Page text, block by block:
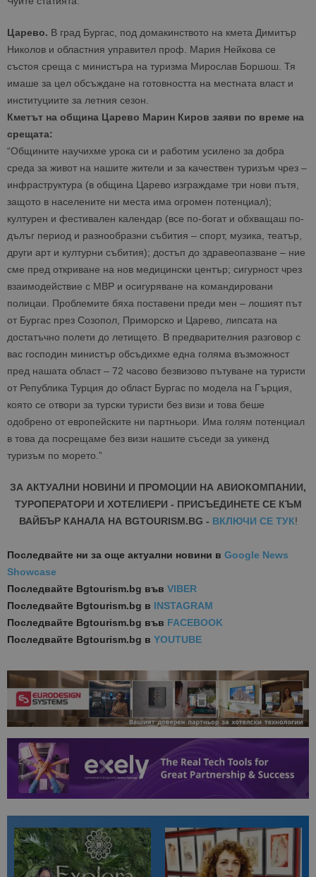
Царево. В град Бургас, под домакинството на кмета Димитър
Николов и областния управител проф. Мария Нейкова се
състоя среща с министъра на туризма Мирослав Боршош. Тя
имаше за цел обсъждане на готовността на местната власт и
институциите за летния сезон.
Кметът на община Царево Марин Киров заяви по време на
срещата:
“Общините научихме урока си и работим усилено за добра
среда за живот на нашите жители и за качествен туризъм чрез –
инфраструктура (в община Царево изграждаме три нови пътя,
защото в населените ни места има огромен потенциал);
културен и фестивален календар (все по-богат и обхващаш по-
дълъг период и разнообразни събития – спорт, музика, театър,
други арт и културни събития); достъп до здравеопазване – ние
сме пред откриване на нов медицински център; сигурност чрез
взаимодействие с МВР и осигуряване на командировани
полицаи. Проблемите бяха поставени преди мен – лошият път
от Бургас през Созопол, Приморско и Царево, липсата на
достатъчно полети до летището. В предварителния разговор с
вас господин министър обсъдихме една голяма възможност
пред нашата област – 72 часово безвизово пътуване на туристи
от Република Турция до област Бургас по модела на Гърция,
която се отвори за турски туристи без визи и това беше
одобрено от европейските ни партньори. Има голям потенциал
в това да посрещаме без визи нашите съседи за уикенд
туризъм по морето.”
ЗА АКТУАЛНИ НОВИНИ И ПРОМОЦИИ НА АВИОКОМПАНИИ,
ТУРОПЕРАТОРИ И ХОТЕЛИЕРИ - ПРИСЪЕДИНЕТЕ СЕ КЪМ
ВАЙБЪР КАНАЛА НА BGTOURISM.BG - ВКЛЮЧИ СЕ ТУК!
Последвайте ни за още актуални новини в Google News
Showcase
Последвайте Bgtourism.bg във VIBER
Последвайте Bgtourism.bg в INSTAGRAM
Последвайте Bgtourism.bg във FACEBOOK
Последвайте Bgtourism.bg в YOUTUBE